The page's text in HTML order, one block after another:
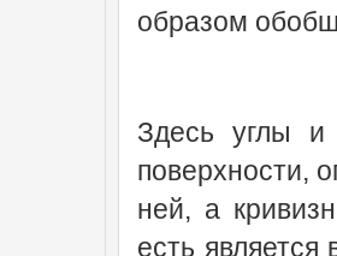
образом
Здесь углы и
поверхности,
ней, а
есть